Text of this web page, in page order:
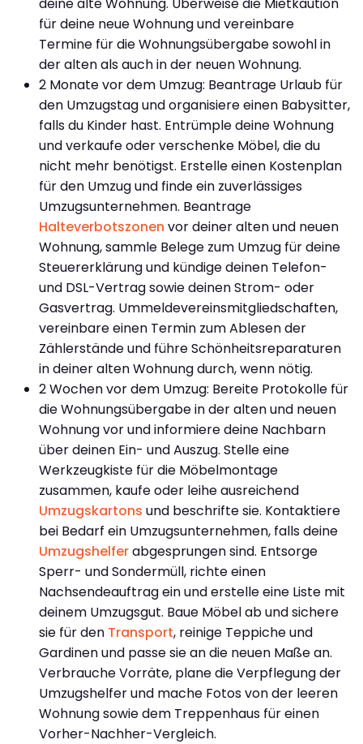
für deine neue Wohnung und vereinbare
Termine für die Wohnungsübergabe sowohl in
der alten als auch in der neuen Wohnung.
2 Monate vor dem Umzug: Beantrage Urlaub für
den Umzugstag und organisiere einen Babysitter,
falls du Kinder hast. Entrümple deine Wohnung
und verkaufe oder verschenke Möbel, die du
nicht mehr benötigst. Erstelle einen Kostenplan
für den Umzug und finde ein zuverlässiges
Umzugsunternehmen. Beantrage
Halteverbotszonen vor deiner alten und neuen
Wohnung, sammle Belege zum Umzug für deine
Steuererklärung und kündige deinen Telefon-
und DSL-Vertrag sowie deinen Strom- oder
Gasvertrag. Ummeldevereinsmitgliedschaften,
vereinbare einen Termin zum Ablesen der
Zählerstände und führe Schönheitsreparaturen
in deiner alten Wohnung durch, wenn nötig.
2 Wochen vor dem Umzug: Bereite Protokolle für
die Wohnungsübergabe in der alten und neuen
Wohnung vor und informiere deine Nachbarn
über deinen Ein- und Auszug. Stelle eine
Werkzeugkiste für die Möbelmontage
zusammen, kaufe oder leihe ausreichend
Umzugskartons und beschrifte sie. Kontaktiere
bei Bedarf ein Umzugsunternehmen, falls deine
Umzugshelferabgesprungen sind. Entsorge
Sperr- und Sondermüll, richte einen
Nachsendeauftrag ein und erstelle eine Liste mit
deinem Umzugsgut. Baue Möbel ab und sichere
sie für den Transport, reinige Teppiche und
Gardinen und passe sie an die neuen Maße an.
Verbrauche Vorräte, plane die Verpflegung der
Umzugshelfer und mache Fotos von der leeren
Wohnung sowie dem Treppenhaus für einen
Vorher-Nachher-Vergleich.